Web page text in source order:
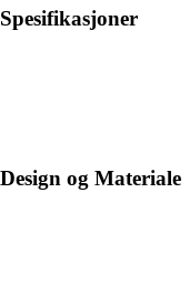
Spesifikasjoner
Design og Materiale